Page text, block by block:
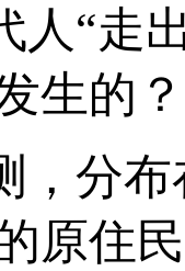
人“走
生的？
，分
原住